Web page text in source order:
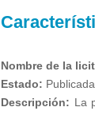
Nombre de la
Estado: Publicada
Descripción: La